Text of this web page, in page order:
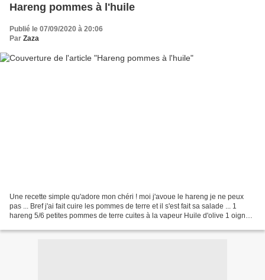
Hareng pommes à l'huile
Publié le 07/09/2020 à 20:06
Par Zaza
Une recette simple qu'adore mon chéri ! moi j'avoue le hareng je ne peux
pas ... Bref j'ai fait cuire les pommes de terre et il s'est fait sa salade ... 1
hareng 5/6 petites pommes de terre cuites à la vapeur Huile d'olive 1 oignon